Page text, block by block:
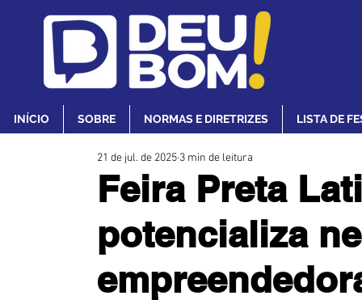
INÍCIO SOBRE NORMAS E DIRETRIZES LISTA DE
Feira Preta
potencializa
21 de jul. de 2025 3 min de leitura